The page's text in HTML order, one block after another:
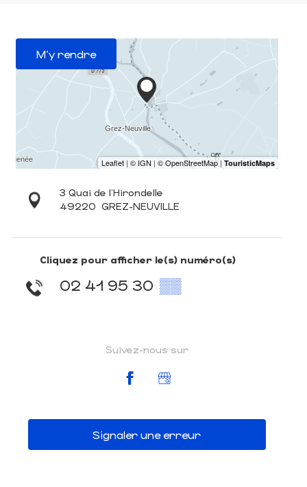
M'y rendre
3 Quai de l'Hirondelle
49220 GREZ-NEUVILLE
Cliquez pour afficher le(s) numéro(s)
02 41 95 30 ▒▒
Suivez-nous sur
Signaler une erreur